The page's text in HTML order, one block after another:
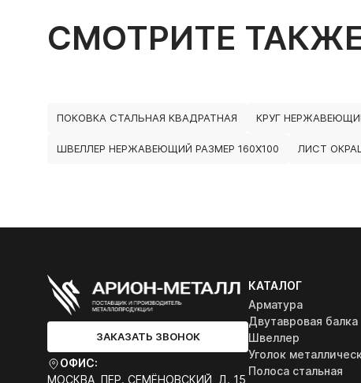
СМОТРИТЕ
ПОКОВКА СТАЛЬНАЯ КВАДРАТНАЯ КРУГ
ШВЕЛЛЕР НЕРЖАВЕЮЩИЙ РАЗМЕР 160Х100 ЛИСТ
ЗАКАЗАТЬ ЗВОНОК
ОФИС:
МОСКВА, ПЕР. СЕМЁНОВСКИЙ, Д. 15
КАТАЛОГ
Арматура
Двутавровая балка
Швеллер
Уголок
Полоса стальная